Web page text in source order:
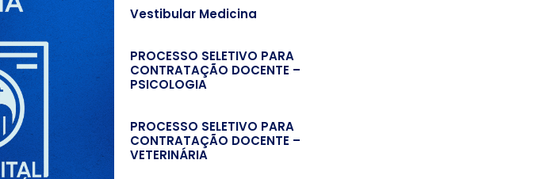
Vestibular Medicina
PROCESSO SELETIVO PARA
CONTRATAÇÃO DOCENTE –
PSICOLOGIA
PROCESSO SELETIVO PARA
CONTRATAÇÃO DOCENTE –
VETERINÁRIA